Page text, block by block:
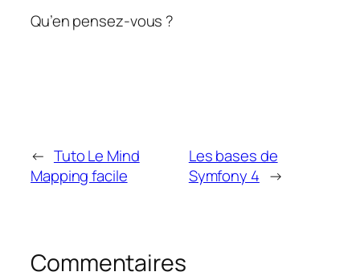
Qu’en pensez-vous ?
← Tuto Le Mind
Mapping facile
Les bases de
Symfony 4 →
Commentaires